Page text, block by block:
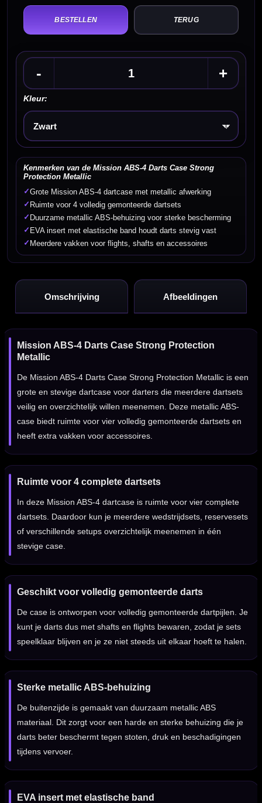
TERUG
- +
Kleur:
Kies een optie
Kenmerken van de Mission ABS-4 Darts Case Strong
Protection Metallic
✓Grote Mission ABS-4 dartcase met metallic afwerking
✓ Ruimte voor 4 volledig gemonteerde dartsets
✓ Duurzame metallic ABS-behuizing voor sterke bescherming
✓ EVA insert met elastische band houdt darts stevig vast
✓ Meerdere vakken voor flights, shafts en accessoires
Omschrijving Afbeeldingen
Mission ABS-4 Darts Case Strong Protection
Metallic
De Mission ABS-4 Darts Case Strong Protection Metallic is een
grote en stevige dartcase voor darters die meerdere dartsets
veilig en overzichtelijk willen meenemen. Deze metallic ABS-
case biedt ruimte voor vier volledig gemonteerde dartsets en
heeft extra vakken voor accessoires.
Ruimte voor 4 complete dartsets
In deze Mission ABS-4 dartcase is ruimte voor vier complete
dartsets. Daardoor kun je meerdere wedstrijdsets, reservesets
of verschillende setups overzichtelijk meenemen in één
stevige case.
Geschikt voor volledig gemonteerde darts
De case is ontworpen voor volledig gemonteerde dartpijlen. Je
kunt je darts dus met shafts en flights bewaren, zodat je sets
speelklaar blijven en je ze niet steeds uit elkaar hoeft te halen.
Sterke metallic ABS-behuizing
De buitenzijde is gemaakt van duurzaam metallic ABS
materiaal. Dit zorgt voor een harde en sterke behuizing die je
darts beter beschermt tegen stoten, druk en beschadigingen
tijdens vervoer.
EVA insert met elastische band